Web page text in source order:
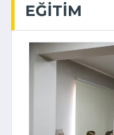
EĞITIM